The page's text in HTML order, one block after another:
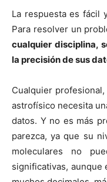
La respuesta es fácil
Para resolver un
cualquier disciplina,
la precisión de sus
Cualquier
astrofísico necesita
datos. Y no es más
parezca, ya que su
moleculares no
significativas, aunque